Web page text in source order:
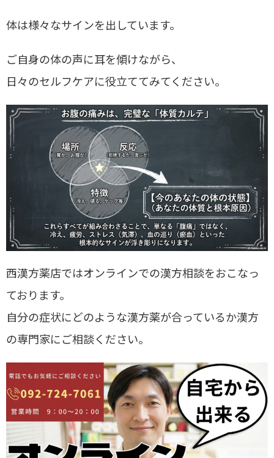
体は様々なサインを出しています。
ご自身の体の声に耳を傾けながら、
日々のセルフケアに役立ててみてください。
西漢方薬店ではオンラインでの漢方相談をおこなっ
ております。
自分の症状にどのような漢方薬が合っているか漢方
の専門家にご相談ください。